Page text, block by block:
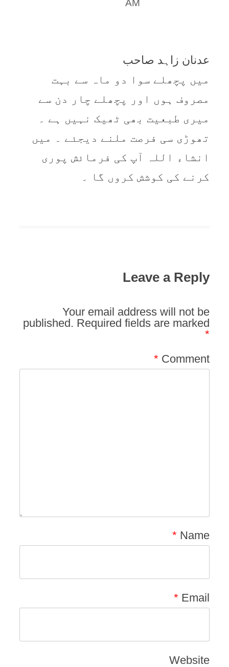
AM
عدنان زاہد صاحب
میں پچھلے سوا دو ماہ سے بہت
مصروف ہوں اور پچھلے چار دن سے
میری طبعیت بھی ٹھیک نہیں ہے ۔
تھوڑی سی فرصت ملنے دیجئے ۔ میں
انشاء اللہ آپ کی فرمائش پوری
کرنے کی کوشش کروں گا ۔
Leave a Reply
Your email address will not be
published. Required fields are marked
*
Comment
*
Name
*
Email
*
Website